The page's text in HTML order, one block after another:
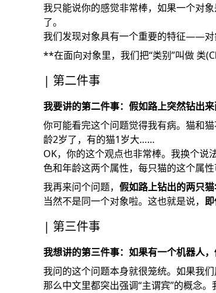
我只能说你的感觉非常棒，如果一个对
了。
我们发现对象具有一个重要的特征——对
**在面向对象里，我们把“类别”叫做 类
第二件事
我要讲的第二件事：假如路上突然钻出
你可能看完这个问题觉得我有病。猫和
龄2岁了，有的猫1岁大……
OK，你的这个观点也非常棒。我换个说
色和年龄这两个属性，每只猫的这个属性
我再来问个问题，假如路上钻出的两只
当然不是同一个对象啦。这也就是说，
第三件事
我想讲的第三件事：如果有一个机器人
我问的这个问题本身就很笼统。如果我
那么中文里都突出强调“主谓宾”的概念